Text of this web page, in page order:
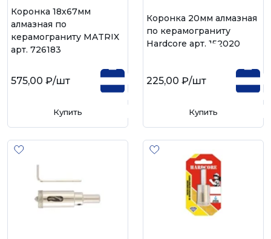
Коронка 18х67мм
алмазная по
керамограниту MATRIX
арт. 726183
575,00 ₽/шт
Купить
Коронка 20мм алмазная
по керамограниту
Hardcore арт. 152020
225,00 ₽/шт
Купить